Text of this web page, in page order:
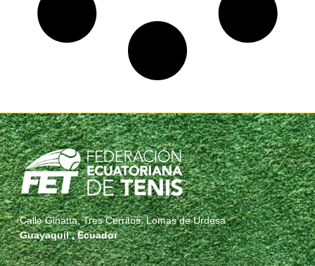
Calle Ginatta, Tres Cerritos, Lomas de Urdesa
Guayaquil , Ecuador